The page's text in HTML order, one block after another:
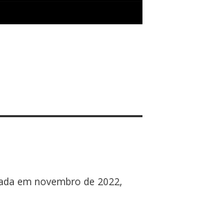
em novembro de 2022,